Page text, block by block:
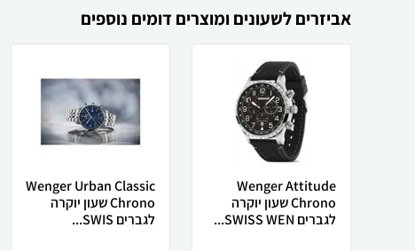
אביזרים לשעונים ומוצרים דומים נוספים
Wenger Attitude
Chrono שעון יוקרה
לגברים SWISS WEN...
Wenger Urban Classic
Chrono שעון יוקרה
לגברים SWIS...